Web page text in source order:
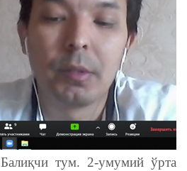
Балиқчи тум. 2-умумий ўрта